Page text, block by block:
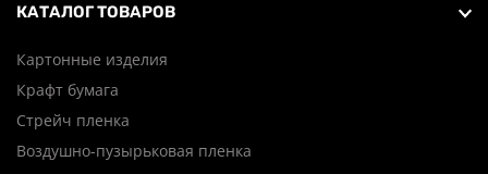
КАТАЛОГ ТОВАРОВ
Картонные изделия
Крафт бумага
Стрейч пленка
Воздушно-пузырьковая пленка